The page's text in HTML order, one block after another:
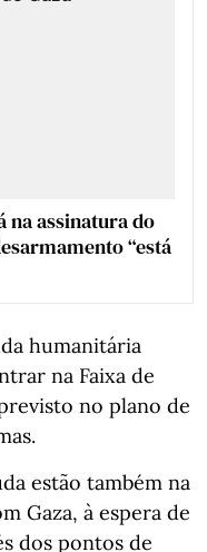
na assinatura do
“está
humanitária
na Faixa de
no plano de
estão também na
Gaza, à espera de
dos pontos de